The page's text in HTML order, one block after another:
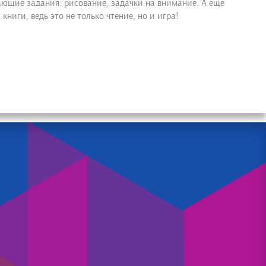
задания: рисование, задачки на внимание. А еще
ведь это не только чтение, но и игра!